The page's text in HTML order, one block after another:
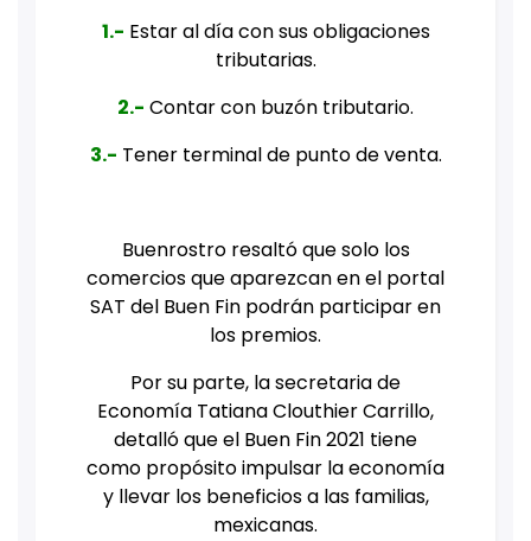
1.- Estar al día con sus obligaciones
tributarias.
2.- Contar con buzón tributario.
3.- Tener terminal de punto de venta.
Buenrostro resaltó que solo los
comercios que aparezcan en el portal
SAT del Buen Fin podrán participar en
los premios.
Por su parte, la secretaria de
Economía Tatiana Clouthier Carrillo,
detalló que el Buen Fin 2021 tiene
como propósito impulsar la economía
y llevar los beneficios a las familias,
mexicanas.